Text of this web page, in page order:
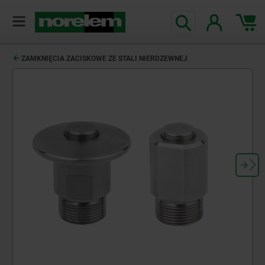
ZAMKNIĘCIA ZACISKOWE ZE STALI NIERDZEWNEJ